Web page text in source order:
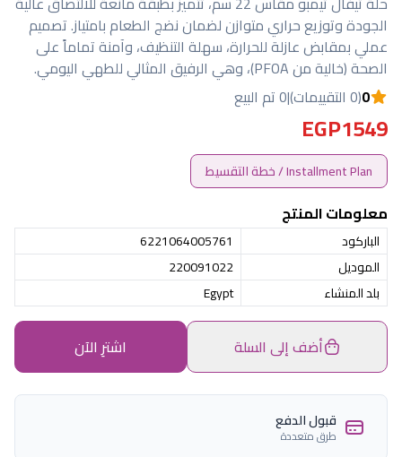
الجودة وتوزيع حراري متوازن لضمان نضج الطعام بامتياز. تصميم
عملي بمقابض عازلة للحرارة، سهلة التنظيف، وآمنة تماماً على
الصحة (خالية من PFOA)، وهي الرفيق المثالي للطهي اليومي.
0(0 التقييمات) |0 تم البيع
EGP1549
Installment Plan / خطة التقسيط
معلومات المنتج
الباركود
6221064005761
الموديل
220091022
بلد المنشاء
Egypt
أضف إلى السلة اشترِ الآن
قبول الدفع
طرق متعددة